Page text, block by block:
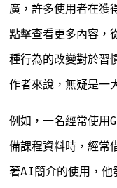
廣，許多使用者在獲
點擊查看更多內容，
種行為的改變對於習
作者來說，無疑是一
例如，一名經常使
備課程資料時，經
著AI簡介的使用，他